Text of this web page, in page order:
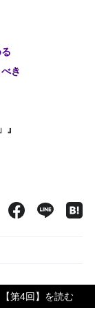
き
』
【第4回】を読む